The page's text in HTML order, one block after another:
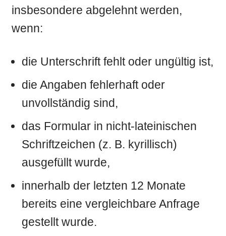
insbesondere abgelehnt werden,
wenn:
die Unterschrift fehlt oder ungültig ist,
die Angaben fehlerhaft oder
unvollständig sind,
das Formular in nicht-lateinischen
Schriftzeichen (z. B. kyrillisch)
ausgefüllt wurde,
innerhalb der letzten 12 Monate
bereits eine vergleichbare Anfrage
gestellt wurde.